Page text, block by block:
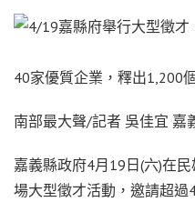
40家優質企業，釋出1,200
南部最大聲/記者 吳佳宜 嘉
嘉義縣政府4月19日(六)在
場大型徵才活動，邀請超